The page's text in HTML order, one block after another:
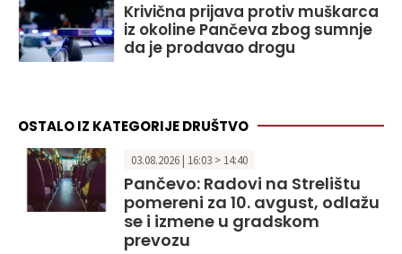
Krivična prijava protiv muškarca
iz okoline Pančeva zbog sumnje
da je prodavao drogu
OSTALO IZ KATEGORIJE DRUŠTVO
03.08.2026 | 16:03 > 14:40
Pančevo: Radovi na Strelištu
pomereni za 10. avgust, odlažu
se i izmene u gradskom
prevozu